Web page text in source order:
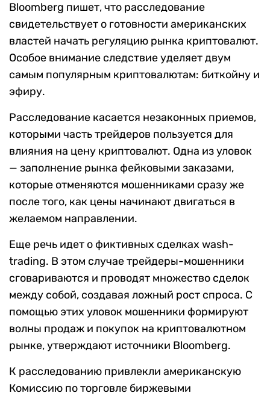
Bloomberg пишет, что расследование
свидетельствует о готовности американских
властей начать регуляцию рынка криптовалют.
Особое внимание следствие уделяет двум
самым популярным криптовалютам: биткойну и
эфиру.
Расследование касается незаконных приемов,
которыми часть трейдеров пользуется для
влияния на цену криптовалют. Одна из уловок
— заполнение рынка фейковыми заказами,
которые отменяются мошенниками сразу же
после того, как цены начинают двигаться в
желаемом направлении.
Еще речь идет о фиктивных сделках wash-
trading. В этом случае трейдеры-мошенники
сговариваются и проводят множество сделок
между собой, создавая ложный рост спроса. С
помощью этих уловок мошенники формируют
волны продаж и покупок на криптовалютном
рынке, утверждают источники Bloomberg.
К расследованию привлекли американскую
Комиссию по торговле биржевыми